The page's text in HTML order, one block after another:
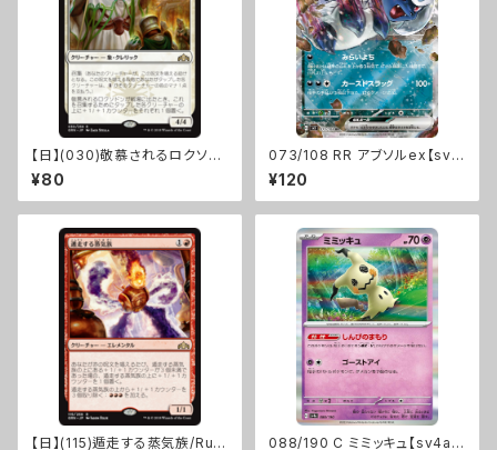
【日】(030)敬慕されるロクソド
ン/Venerated Loxodon [GR
N]
¥80
073/108 RR アブソルex【sv
3】Gレギュ
¥120
【日】(115)遁走する蒸気族/Run 088/190 C ミミッキュ【sv4a】